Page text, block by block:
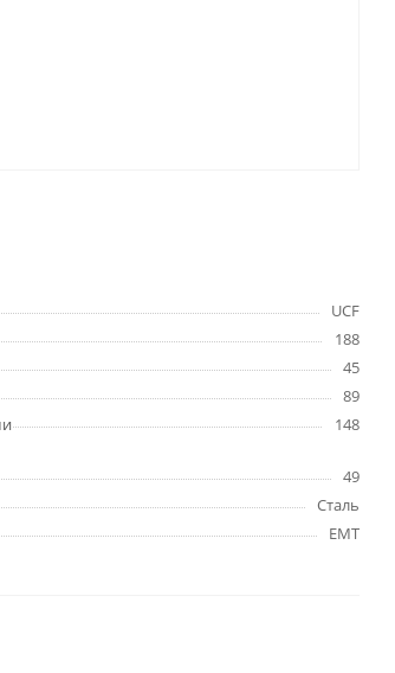
UCF
188
45
89
148
49
Сталь
EMT